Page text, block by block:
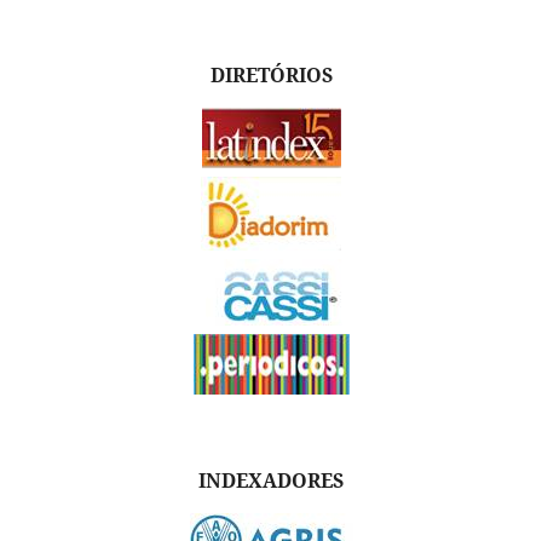
DIRETÓRIOS
INDEXADORES